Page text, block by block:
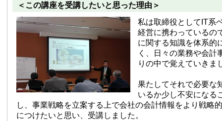
＜この講座を受講したいと思った理由＞
私は取締役としてIT系
経営に携わっているの
に関する知識を体系的
く、日々の業務や会計
りの中で覚えていきま
果たしてそれで必要な
いるか少し不安になる
し、事業戦略を立案する上で会社の会計情報をより戦略
につけたいと思い、受講しました。